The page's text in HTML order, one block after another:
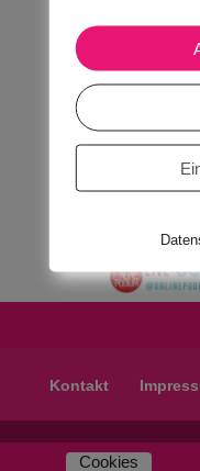
Kontakt
Cookies